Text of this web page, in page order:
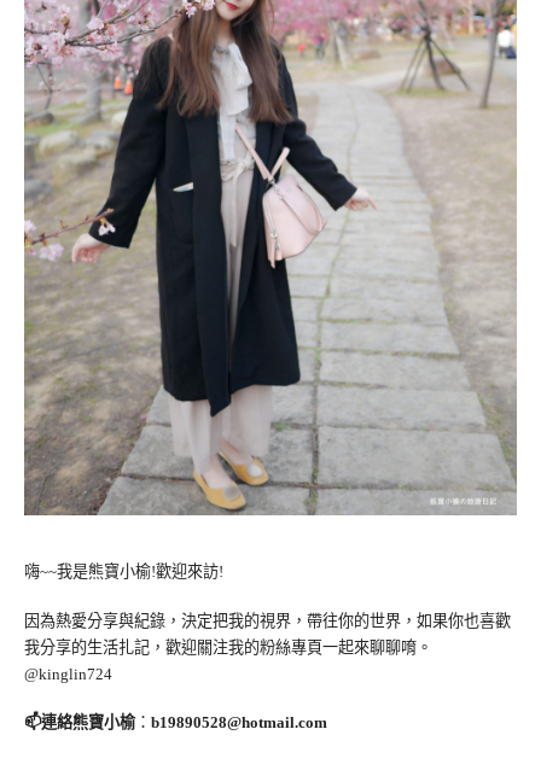
嗨~~我是熊寶小榆!歡迎來訪!
因為熱愛分享與紀錄，決定把我的視界，帶往你的世界，如果你也喜歡
我分享的生活扎記，歡迎關注我的粉絲專頁一起來聊聊唷。
@kinglin724
📫連絡熊寶小榆： b19890528@hotmail.com